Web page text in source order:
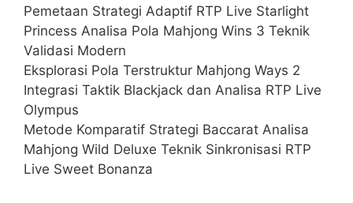
Pemetaan Strategi Adaptif RTP Live Starlight
Princess Analisa Pola Mahjong Wins 3 Teknik
Validasi Modern
Eksplorasi Pola Terstruktur Mahjong Ways 2
Integrasi Taktik Blackjack dan Analisa RTP Live
Olympus
Metode Komparatif Strategi Baccarat Analisa
Mahjong Wild Deluxe Teknik Sinkronisasi RTP
Live Sweet Bonanza